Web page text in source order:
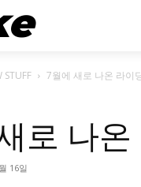
STUFF 7월에 새로 나온 라이
로 나온
16일